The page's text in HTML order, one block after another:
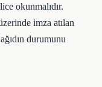
okunmalıdır.
imza atılan
durumunu